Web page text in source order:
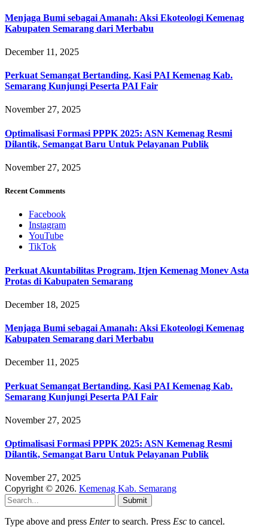
Menjaga Bumi sebagai Amanah: Aksi Ekoteologi Kemenag
Kabupaten Semarang dari Merbabu
December 11, 2025
Perkuat Semangat Bertanding, Kasi PAI Kemenag Kab.
Semarang Kunjungi Peserta PAI Fair
November 27, 2025
Optimalisasi Formasi PPPK 2025: ASN Kemenag Resmi
Dilantik, Semangat Baru Untuk Pelayanan Publik
November 27, 2025
Recent Comments
Facebook
Instagram
YouTube
TikTok
Perkuat Akuntabilitas Program, Itjen Kemenag Monev Asta
Protas di Kabupaten Semarang
December 18, 2025
Menjaga Bumi sebagai Amanah: Aksi Ekoteologi Kemenag
Kabupaten Semarang dari Merbabu
December 11, 2025
Perkuat Semangat Bertanding, Kasi PAI Kemenag Kab.
Semarang Kunjungi Peserta PAI Fair
November 27, 2025
Optimalisasi Formasi PPPK 2025: ASN Kemenag Resmi
Dilantik, Semangat Baru Untuk Pelayanan Publik
November 27, 2025
Copyright © 2026. Kemenag Kab. Semarang
Submit
Type above and press Enterto search. Press Esc to cancel.